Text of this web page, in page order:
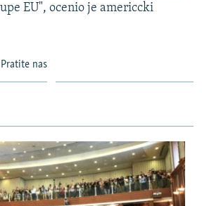
U BIH
EU", ocenio je americcki
Pratite nas